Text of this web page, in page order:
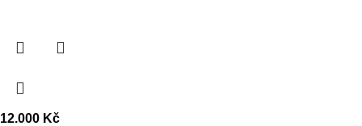
12.000 Kč